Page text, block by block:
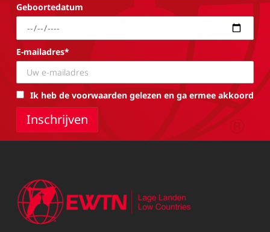
Geboortedatum
E-mailadres*
Ik heb de voorwaarden gelezen en ga ermee akkoord